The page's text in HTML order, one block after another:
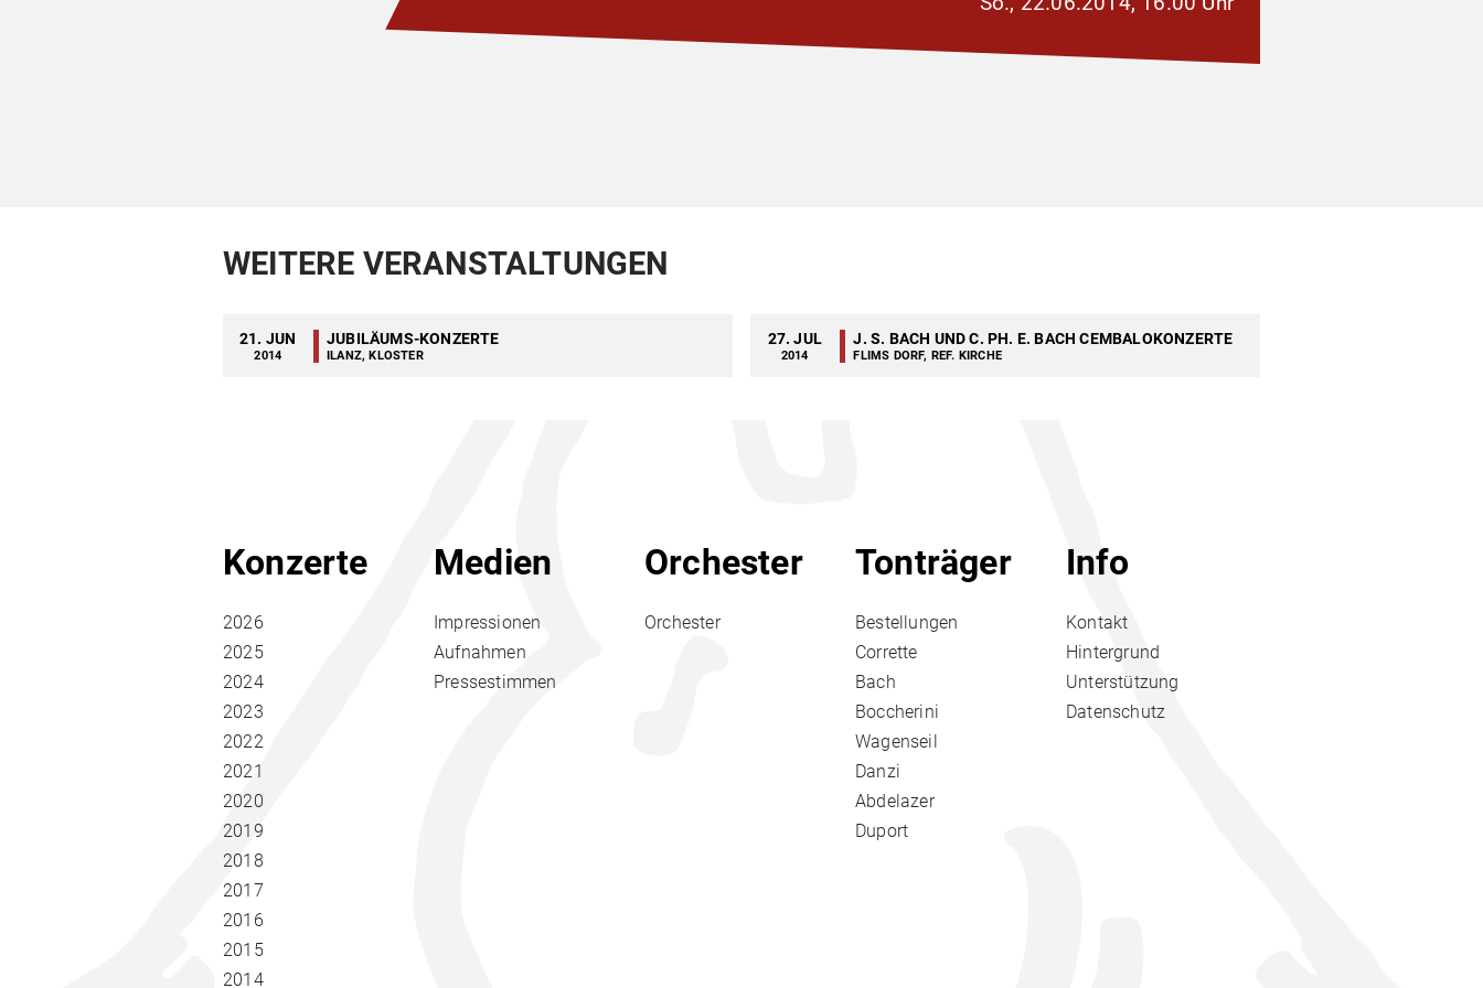
WEITERE VERANSTALTUNGEN
21. JUN
2014
JUBILÄUMS-KONZERTE
ILANZ, KLOSTER
27. JUL
2014
J. S. BACH UND C. PH. E. BACH CEMBALOKONZERTE
FLIMS DORF, REF. KIRCHE
Konzerte
2026
2025
2024
2023
2022
2021
2020
2019
2018
2017
2016
2015
2014
Medien
Impressionen
Aufnahmen
Pressestimmen
Orchester
Orchester
Tonträger
Bestellungen
Corrette
Bach
Boccherini
Wagenseil
Danzi
Abdelazer
Duport
Info
Kontakt
Hintergrund
Unterstützung
Datenschutz